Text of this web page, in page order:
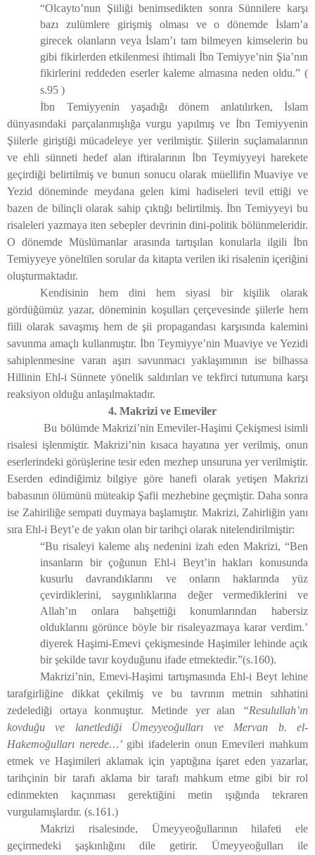
“Olcayto’nun Şiiliği benimsedikten sonra Sünnilere karşı
bazı zulümlere girişmiş olması ve o dönemde İslam’a
girecek olanların veya İslam’ı tam bilmeyen kimselerin bu
gibi fikirlerden etkilenmesi ihtimali İbn Temiyye’nin Şia’nın
fikirlerini reddeden eserler kaleme almasına neden oldu.” (
s.95 )
İbn Temiyyenin yaşadığı dönem anlatılırken, İslam
dünyasındaki parçalanmışlığa vurgu yapılmış ve İbn Temiyyenin
Şiilerle giriştiği mücadeleye yer verilmiştir. Şiilerin suçlamalarının
ve ehli sünneti hedef alan iftiralarının İbn Teymiyyeyi harekete
geçirdiği belirtilmiş ve bunun sonucu olarak müellifin Muaviye ve
Yezid döneminde meydana gelen kimi hadiseleri tevil ettiği ve
bazen de bilinçli olarak sahip çıktığı belirtilmiş. İbn Temiyyeyi bu
risaleleri yazmaya iten sebepler devrinin dini-politik bölünmeleridir.
O dönemde Müslümanlar arasında tartışılan konularla ilgili İbn
Temiyyeye yöneltilen sorular da kitapta verilen iki risalenin içeriğini
oluşturmaktadır.
Kendisinin hem dini hem siyasi bir kişilik olarak
gördüğümüz yazar, döneminin koşulları çerçevesinde şiilerle hem
fiili olarak savaşmış hem de şii propagandası karşısında kalemini
savunma amaçlı kullanmıştır. İbn Teymiyye’nin Muaviye ve Yezidi
sahiplenmesine varan aşırı savunmacı yaklaşımının ise bilhassa
Hillinin Ehl-i Sünnete yönelik saldırıları ve tekfirci tutumuna karşı
reaksiyon olduğu anlaşılmaktadır.
4. Makrizi ve Emeviler
Bu bölümde Makrizi’nin Emeviler-Haşimi Çekişmesi isimli
risalesi işlenmiştir. Makrizi’nin kısaca hayatına yer verilmiş, onun
eserlerindeki görüşlerine tesir eden mezhep unsuruna yer verilmiştir.
Eserden edindiğimiz bilgiye göre hanefi olarak yetişen Makrizi
babasının ölümünü müteakip Şafii mezhebine geçmiştir. Daha sonra
ise Zahiriliğe sempati duymaya başlamıştır. Makrizi, Zahirliğin yanı
sıra Ehl-i Beyt’e de yakın olan bir tarihçi olarak nitelendirilmiştir:
“Bu risaleyi kaleme alış nedenini izah eden Makrizi, “Ben
insanların bir çoğunun Ehl-i Beyt’in hakları konusunda
kusurlu davrandıklarını ve onların haklarında yüz
çevirdiklerini, saygınlıklarına değer vermediklerini ve
Allah’ın onlara bahşettiği konumlarından habersiz
olduklarını görünce böyle bir risaleyazmaya karar verdim.’
diyerek Haşimi-Emevi çekişmesinde Haşimiler lehinde açık
bir şekilde tavır koyduğunu ifade etmektedir.”(s.160).
Makrizi’nin, Emevi-Haşimi tartışmasında Ehl-i Beyt lehine
tarafgirliğine dikkat çekilmiş ve bu tavrının metnin sıhhatini
zedelediği ortaya konmuştur. Metinde yer alan
“Resulullah’ın
kovduğu ve lanetlediği Ümeyyeoğulları ve Mervan b. el-
Hakemoğulları nerede…’gibi ifadelerin onun Emevileri mahkum
etmek ve Haşimileri aklamak için yaptığına işaret eden yazarlar,
tarihçinin bir tarafı aklama bir tarafı mahkum etme gibi bir rol
edinmekten kaçınması gerektiğini metin ışığında tekraren
vurgulamışlardır. (s.161.)
Makrizi risalesinde, Ümeyyeoğullarının hilafeti ele
geçirmedeki şaşkınlığını dile getirir. Ümeyyeoğulları ile